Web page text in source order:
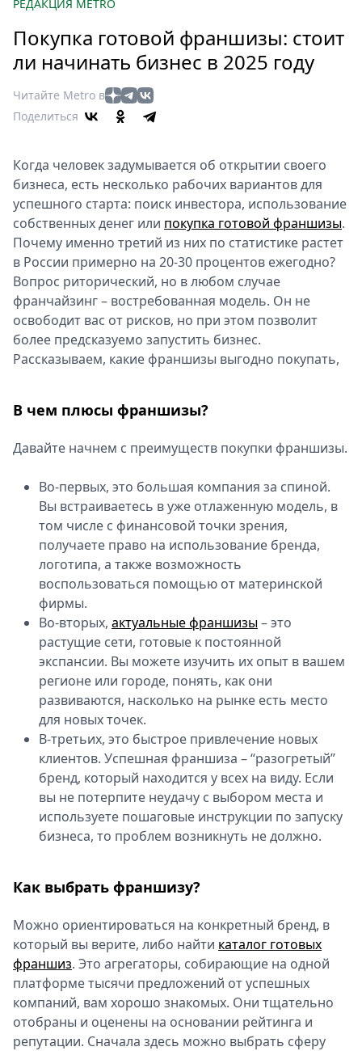
Мир
Здоровье
Еда
Туризм
Театр
Кино
Афиша
Книги
Выставки
Пресс-
релизы
О
Metro
Стримы
Выборы
Скачай
РЕДАКЦИЯ METRO
Покупка готовой франшизы: стоит
ли начинать бизнес в 2025 году
Читайте Metro в
Поделиться
Когда человек задумывается об открытии своего
бизнеса, есть несколько рабочих вариантов для
успешного старта: поиск инвестора, использование
собственных денег или покупка готовой франшизы.
Почему именно третий из них по статистике растет
в России примерно на 20-30 процентов ежегодно?
Вопрос риторический, но в любом случае
франчайзинг – востребованная модель. Он не
освободит вас от рисков, но при этом позволит
более предсказуемо запустить бизнес.
Рассказываем, какие франшизы выгодно покупать,
В чем плюсы франшизы?
Давайте начнем с преимуществ покупки франшизы.
Во-первых, это большая компания за спиной.
Вы встраиваетесь в уже отлаженную модель, в
том числе с финансовой точки зрения,
получаете право на использование бренда,
логотипа, а также возможность
воспользоваться помощью от материнской
фирмы.
Во-вторых, актуальные франшизы– это
растущие сети, готовые к постоянной
экспансии. Вы можете изучить их опыт в вашем
регионе или городе, понять, как они
развиваются, насколько на рынке есть место
для новых точек.
В-третьих, это быстрое привлечение новых
клиентов. Успешная франшиза – “разогретый”
бренд, который находится у всех на виду. Если
вы не потерпите неудачу с выбором места и
используете пошаговые инструкции по запуску
бизнеса, то проблем возникнуть не должно.
Как выбрать франшизу?
Можно ориентироваться на конкретный бренд, в
который вы верите, либо найти каталог готовых
франшиз. Это агрегаторы, собирающие на одной
платформе тысячи предложений от успешных
компаний, вам хорошо знакомых. Они тщательно
отобраны и оценены на основании рейтинга и
репутации. Сначала здесь можно выбрать сферу